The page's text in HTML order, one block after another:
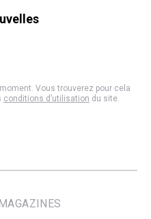
Vous trouverez pour cela
conditions d’utilisation du site.